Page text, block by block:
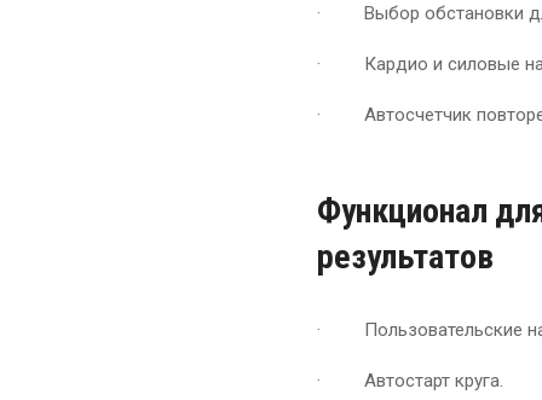
· Выбор обстановки
· Кардио и силовые
· Автосчетчик
Функционал
результатов
· Пользовательские
· Автостарт круга.